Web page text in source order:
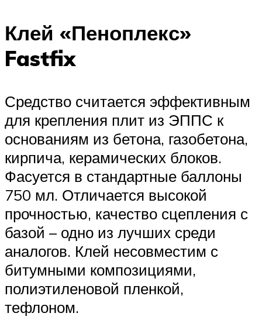
Клей «Пеноплекс»
Fastfix
Средство считается эффективным
для крепления плит из ЭППС к
основаниям из бетона, газобетона,
кирпича, керамических блоков.
Фасуется в стандартные баллоны
750 мл. Отличается высокой
прочностью, качество сцепления с
базой – одно из лучших среди
аналогов. Клей несовместим с
битумными композициями,
полиэтиленовой пленкой,
тефлоном.